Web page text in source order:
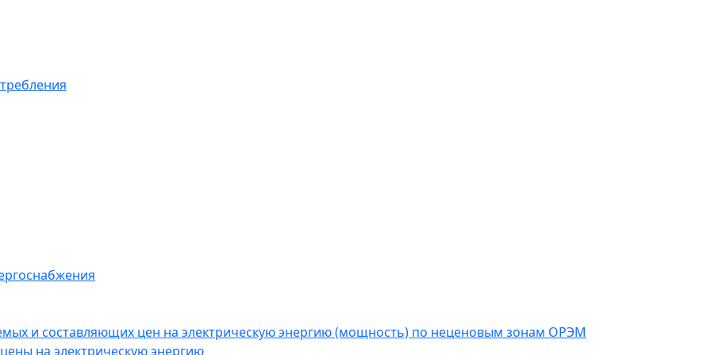
и составляющих цен на электрическую энергию (мощность) по неценовым зонам ОРЭМ
на электрическую энергию